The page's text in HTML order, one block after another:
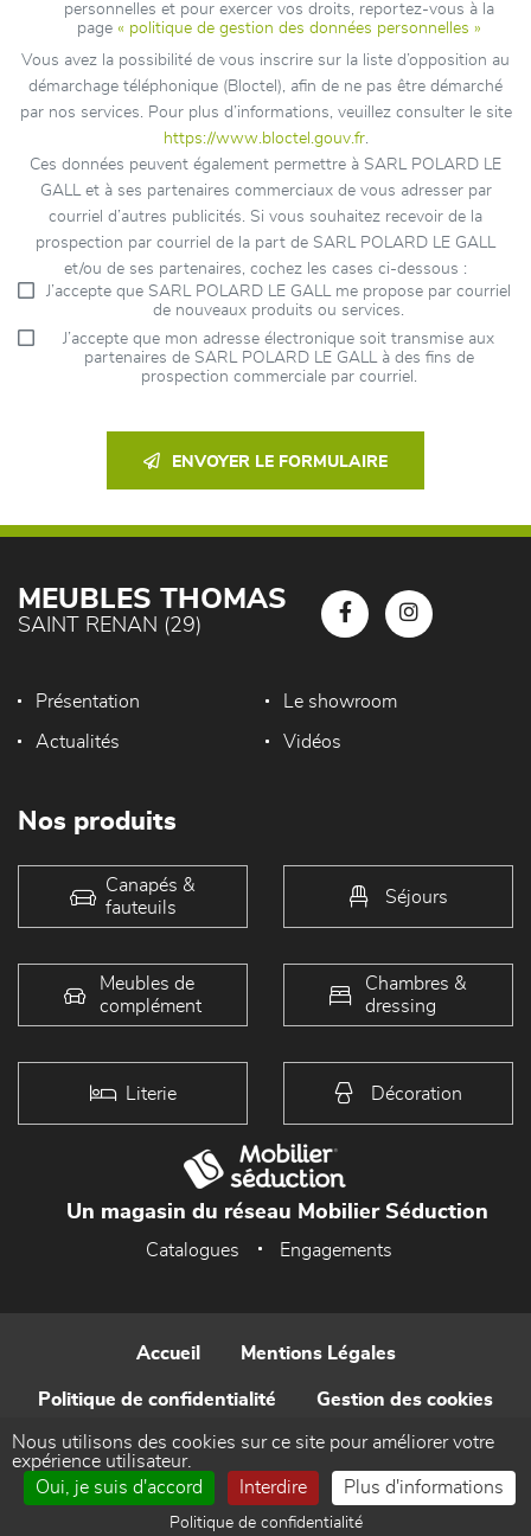
personnelles et pour exercer vos droits, reportez-vous à la
page « politique de gestion des données personnelles »
Vous avez la possibilité de vous inscrire sur la liste d’opposition au
démarchage téléphonique (Bloctel), afin de ne pas être démarché
par nos services. Pour plus d’informations, veuillez consulter le site
https://www.bloctel.gouv.fr.
Ces données peuvent également permettre à SARL POLARD LE
GALL et à ses partenaires commerciaux de vous adresser par
courriel d’autres publicités. Si vous souhaitez recevoir de la
prospection par courriel de la part de SARL POLARD LE GALL
et/ou de ses partenaires, cochez les cases ci-dessous :
J’accepte que SARL POLARD LE GALL me propose par courriel
de nouveaux produits ou services.
J’accepte que mon adresse électronique soit transmise aux
partenaires de SARL POLARD LE GALL à des fins de
prospection commerciale par courriel.
ENVOYER LE FORMULAIRE
MEUBLES THOMAS
SAINT RENAN (29)
Présentation Le showroom
Actualités Vidéos
Nos produits
Canapés &
fauteuils
Séjours
Meubles de
complément
Chambres &
dressing
Literie Décoration
Un magasin du réseau Mobilier Séduction
Catalogues Engagements
Accueil Mentions Légales
Politique de confidentialité Gestion des cookies
Contact
Réalisé par WEB Enseignes
Nous utilisons des cookies sur ce site pour améliorer votre
expérience utilisateur.
Oui, je suis d'accord
Interdire Plus d'informations
Politique de confidentialité